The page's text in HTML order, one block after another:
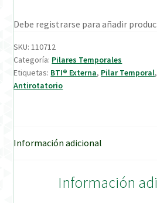
Verification Required
Welcome to DELTA Abutments |
Debe registrarse para añadir
SKU:110712
Categoría: Pilares Temporales
Etiquetas: BTI® Externa, Pilar Temporal,
Antirotatorio
Información adicional
Información